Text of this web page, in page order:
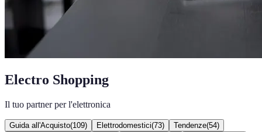
Electro Shopping
Il tuo partner per l'elettronica
Guida all'Acquisto(109) Elettrodomestici(73) Tendenze(54)